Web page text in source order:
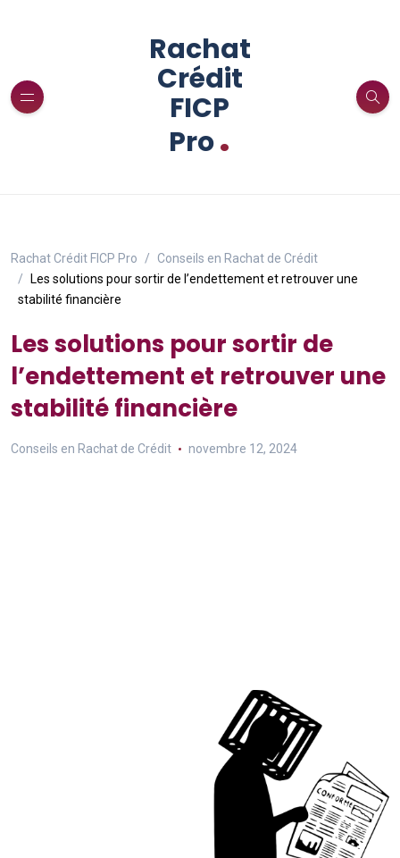
Rachat
Crédit
FICP
Pro.
Rachat Crédit FICP Pro
Conseils en Rachat de Crédit
Les solutions pour sortir de l’endettement et retrouver une
stabilité financière
Les solutions pour sortir de
l’endettement et retrouver une
stabilité financière
Conseils en Rachat de Crédit novembre 12, 2024